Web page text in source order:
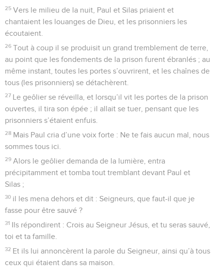
25 Vers le milieu de la nuit, Paul et Silas priaient et
chantaient les louanges de Dieu, et les prisonniers les
écoutaient.
26 Tout à coup il se produisit un grand tremblement de terre,
au point que les fondements de la prison furent ébranlés ; au
même instant, toutes les portes s’ouvrirent, et les chaînes de
tous (les prisonniers) se détachèrent.
27 Le geôlier se réveilla, et lorsqu’il vit les portes de la prison
ouvertes, il tira son épée ; il allait se tuer, pensant que les
prisonniers s’étaient enfuis.
28 Mais Paul cria d’une voix forte : Ne te fais aucun mal, nous
sommes tous ici.
29 Alors le geôlier demanda de la lumière, entra
précipitamment et tomba tout tremblant devant Paul et
Silas ;
30 il les mena dehors et dit : Seigneurs, que faut-il que je
fasse pour être sauvé ?
31 Ils répondirent : Crois au Seigneur Jésus, et tu seras sauvé,
toi et ta famille.
32 Et ils lui annoncèrent la parole du Seigneur, ainsi qu’à tous
ceux qui étaient dans sa maison.